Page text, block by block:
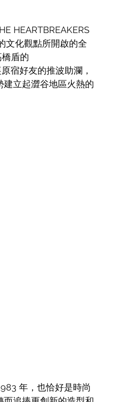
HEARTBREAKERS
文化觀點所開啟的全
盾的
宿好友的推波助瀾，
立起澀谷地區火熱的
年，也恰好是時尚